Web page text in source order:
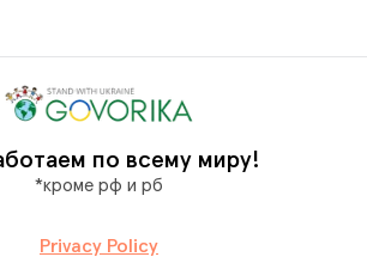
по всему миру!
Privacy Policy
*кроме рф и рб